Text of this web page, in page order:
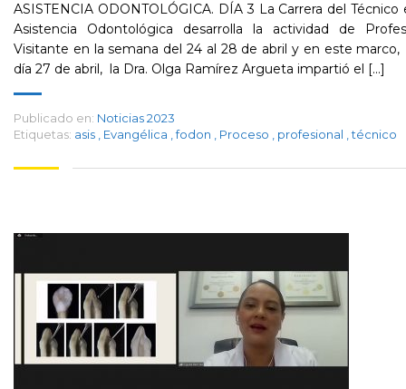
ASISTENCIA ODONTOLÓGICA. DÍA 3 La Carrera del Técnico
Asistencia Odontológica desarrolla la actividad de
Visitante en la semana del 24 al 28 de abril y en este
día 27 de abril, la Dra. Olga Ramírez Argueta impartió el [...]
Publicado en: Noticias 2023
Etiquetas: asis Evangélica fodon Proceso profesional técnico